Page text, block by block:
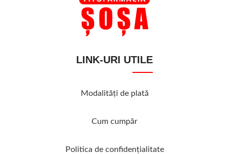
LINK-URI UTILE
Modalităţi de plată
Cum cumpăr
Politica de confidenţialitate